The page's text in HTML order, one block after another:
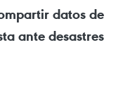
datos de
ante desastres